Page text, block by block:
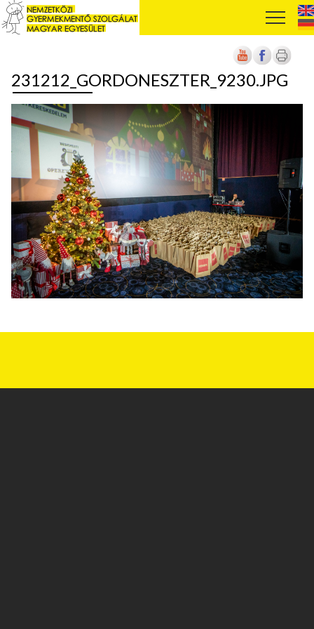
231212_GORDONESZTER_9230.JPG